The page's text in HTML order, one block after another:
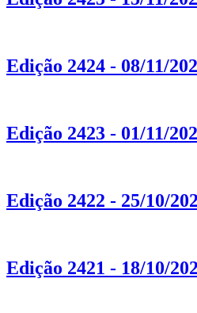
Edição 2424 - 08/11/
Edição 2423 - 01/11/
Edição 2422 - 25/10/
Edição 2421 - 18/10/